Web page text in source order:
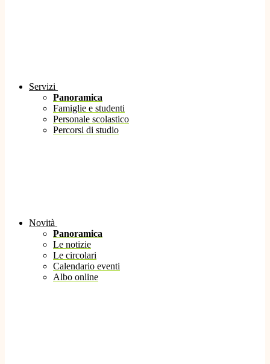
Servizi
Panoramica
Famiglie e studenti
Personale scolastico
Percorsi di studio
Novità
Panoramica
Le notizie
Le circolari
Calendario eventi
Albo online